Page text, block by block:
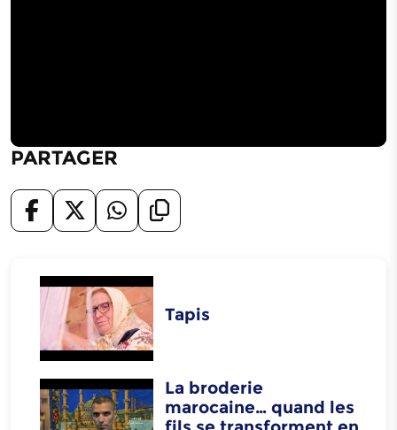
PARTAGER
Tapis
La broderie
marocaine… quand les